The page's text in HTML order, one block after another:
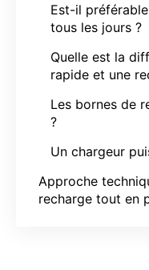
Est-il
tous les jours ?
Quelle est la
rapide et une
Les bornes de
?
Un chargeur
Approche
recharge tout en